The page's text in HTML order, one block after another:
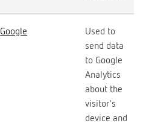
Google
Used to
send data
to Google
Analytics
about the
visitor's
device and